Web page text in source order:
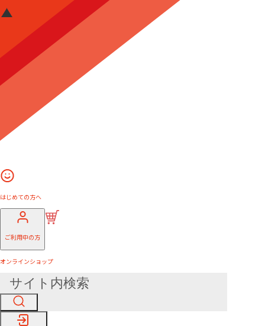
はじめての方へ
ご利用中の方
オンラインショップ